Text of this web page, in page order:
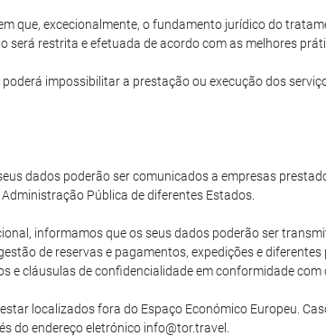
que, excecionalmente, o fundamento jurídico do
restrita e efetuada de acordo com as melhores
impossibilitar a prestação ou execução dos
dados poderão ser comunicados a empresas
Pública de diferentes Estados.
informamos que os seus dados poderão ser
de reservas e pagamentos, expedições e
cláusulas de confidencialidade em conformidade com
localizados fora do Espaço Económico Europeu.
do endereço eletrónico info@tor.travel.